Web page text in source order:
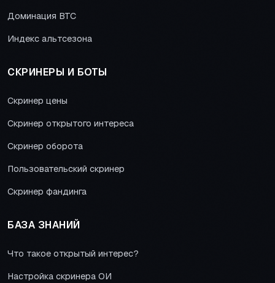
Доминация BTC
Индекс альтсезона
СКРИНЕРЫ И БОТЫ
Скринер цены
Скринер открытого интереса
Скринер оборота
Пользовательский скринер
Скринер фандинга
БАЗА ЗНАНИЙ
Что такое открытый интерес?
Настройка скринера ОИ